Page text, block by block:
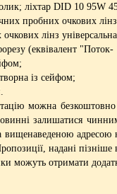
ліхтар DID 10 95W
пробних очкових
лінз
(еквівалент
із сейфом;
можна безкоштовно
залишатися
вищенаведеною
надані
можуть отримати